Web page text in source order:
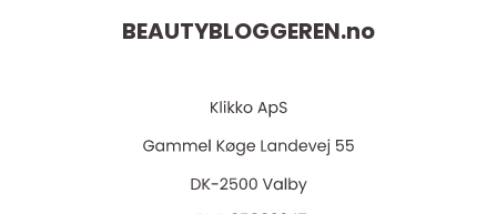
BEAUTYBLOGGEREN.no